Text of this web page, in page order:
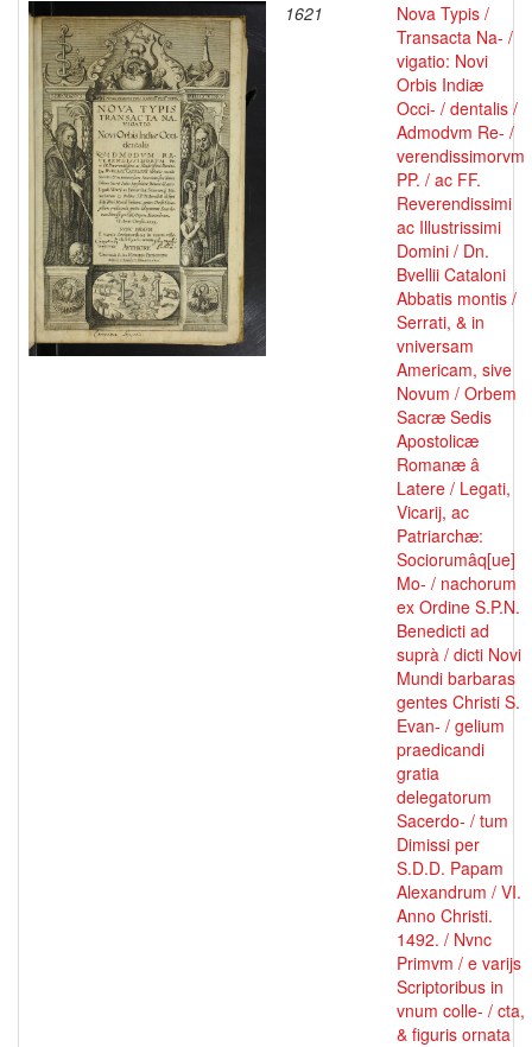
1621
Nova Typis /
Transacta Na- /
vigatio: Novi
Orbis Indiæ
Occi- / dentalis /
Admodvm Re- /
verendissimorvm
PP. / ac FF.
Reverendissimi
ac Illustrissimi
Domini / Dn.
Bvellii Cataloni
Abbatis montis /
Serrati, & in
vniversam
Americam, sive
Novum / Orbem
Sacræ Sedis
Apostolicæ
Romanæ â
Latere / Legati,
Vicarij, ac
Patriarchæ:
Sociorumâq[ue]
Mo- / nachorum
ex Ordine S.P.N.
Benedicti ad
suprà / dicti Novi
Mundi barbaras
gentes Christi S.
Evan- / gelium
praedicandi
gratia
delegatorum
Sacerdo- / tum
Dimissi per
S.D.D. Papam
Alexandrum / VI.
Anno Christi.
1492. / Nvnc
Primvm / e varijs
Scriptoribus in
vnum colle- / cta,
& figuris ornata